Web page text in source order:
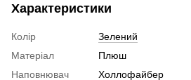
Характеристики
Колір
Зелений
Матеріал
Плюш
Наповнювач
Холлофайбер